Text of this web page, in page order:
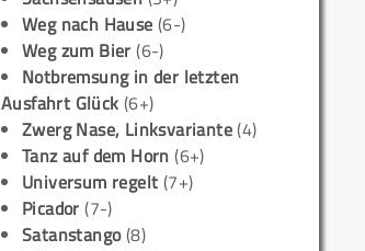
Weg nach Hause (6-)
Weg zum Bier (6-)
Notbremsung in der letzten
Ausfahrt Glück (6+)
Zwerg Nase, Linksvariante(4)
Tanz auf dem Horn (6+)
Universum regelt (7+)
Picador (7-)
Satanstango(8)